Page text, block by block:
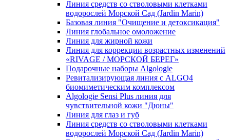
Линия средств со стволовыми клетками
водорослей Морской Сад (Jardin Marin)
Базовая линия "Очищение и детоксикация"
Линия глобальное омоложение
Линия для жирной кожи
Линия для коррекции возрастных изменений
«RIVAGE / МОРСКОЙ БЕРЕГ»
Подарочные наборы Algologie
Ревитализирующая линия с ALGO4
биомиметическим комплексом
Algologie Sensi Plus линия для
чувcтвительной кожи "Дюны"
Линия для глаз и губ
Линия средств со стволовыми клетками
водорослей Морской Сад (Jardin Marin)